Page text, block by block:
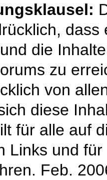
die
zu
von
diese
für alle auf
Links und
Feb.